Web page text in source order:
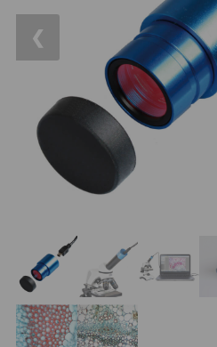
14
Dnů
Reklamace
Stav
Objednávky
IPoradce
Kontakty
OTA - pouze optika 43
Sluneční
24
Do 6000 Kč
Do 10000 Kč
Plössl a Super Plössl
WA (52°-60°)64
SWA (62°-78°)101
❮